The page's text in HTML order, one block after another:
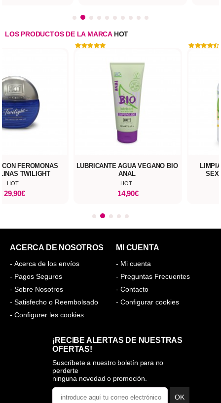
LOS PRODUCTOS DE LA MARCA HOT
FEROMONAS
TWILIGHT
HOT
29,90€
LUBRICANTE AGUA VEGANO BIO
ANAL
HOT
14,90€
ACERCA DE NOSOTROS
- Acerca de los envíos
- Pagos Seguros
- Sobre Nosotros
- Satisfecho o Reembolsado
- Configurer les cookies
MI CUENTA
- Mi cuenta
- Preguntas Frecuentes
- Contacto
- Configurar cookies
¡RECIBE ALERTAS DE NUESTRAS
OFERTAS!
Suscríbete a nuestro boletín para no
perderte
ninguna novedad o promoción.
OK